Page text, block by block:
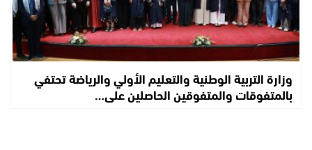
وزارة التربية الوطنية والتعليم الأولي والرياضة تحتفي
بالمتفوقات والمتفوقين الحاصلين على…